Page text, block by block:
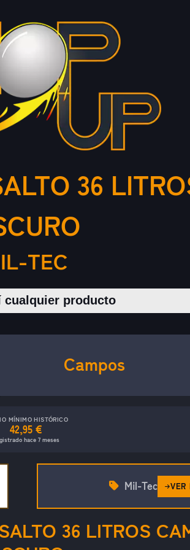
36
TEC
Buscar productos
Campos
MÍNIMO HISTÓRICO
42,95 €
hace 7 meses
36 LITROS
Mil-Tec VER